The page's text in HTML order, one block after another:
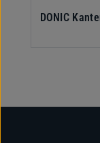
DONIC